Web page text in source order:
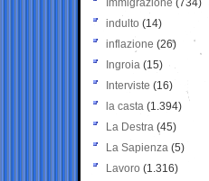
Immigrazione (734)
indulto (14)
inflazione (26)
Ingroia (15)
Interviste (16)
la casta (1.394)
La Destra (45)
La Sapienza (5)
Lavoro (1.316)